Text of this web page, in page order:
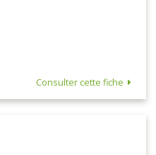
Consulter cette fiche